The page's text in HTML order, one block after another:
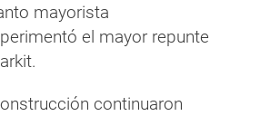
mayorista
el mayor repunte
continuaron